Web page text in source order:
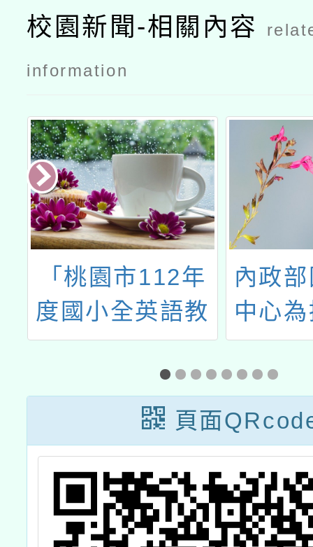
學x繪本創
作論壇」公
學x繪本創
作論壇」實
校園新聞-相關內容
information
「桃園市112年
度國小全英語教
學核心素養導向
優良教案徵選計
畫」
內政
中心
測繪
作完
圖老
土測
頁面